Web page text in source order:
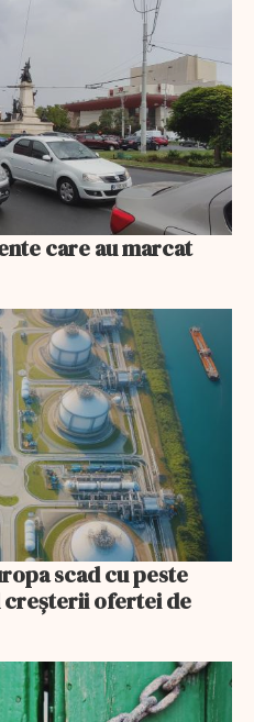
care au marcat
scad cu peste
creșterii ofertei de